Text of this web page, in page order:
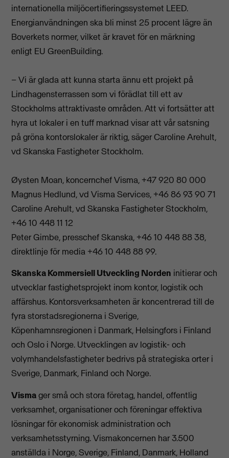
internationella miljöcertifieringssystemet LEED.
Energianvändningen ska bli minst 25 procent lägre än
Boverkets normer, vilket är kravet för en märkning
enligt EU GreenBuilding.
– Vi är glada att kunna starta ännu ett projekt på
Lindhagensterrassen som vi förädlat till ett av
Stockholms attraktivaste områden. Att vi fortsätter att
hyra ut lokaler i en tuff marknad visar att vår satsning
på gröna kontorslokaler är riktig, säger Caroline Arehult,
vd Skanska Fastigheter Stockholm.
Øysten Moan, koncernchef Visma, +47 920 80 000
Magnus Hedlund, vd Visma Services, +46 86 93 90 71
Caroline Arehult, vd Skanska Fastigheter Stockholm,
+46 10 448 11 12
Peter Gimbe, presschef Skanska, +46 10 448 88 38,
direktlinje för media +46 10 448 88 99.
Skanska Kommersiell Utveckling Norden initierar och
utvecklar fastighetsprojekt inom kontor, logistik och
affärshus. Kontorsverksamheten är koncentrerad till de
fyra storstadsregionerna i Sverige,
Köpenhamnsregionen i Danmark, Helsingfors i Finland
och Oslo i Norge. Utvecklingen av logistik- och
volymhandelsfastigheter bedrivs på strategiska orter i
Sverige, Danmark, Finland och Norge.
Vismager små och stora företag, handel, offentlig
verksamhet, organisationer och föreningar effektiva
lösningar för ekonomisk administration och
verksamhetsstyrning. Vismakoncernen har 3.500
anställda i Norge, Sverige, Finland, Danmark, Holland